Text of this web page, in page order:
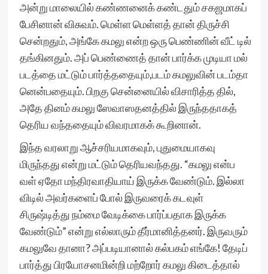
அன்று மாலையில் கண்ணனைக் கண்டதும் சகஜமாகப்
பேசினான் விசுவம். மெள்ள மெள்ளத் தான் திருச்சி
சென்றதும், அங்கே கமலு என்ற ஒரு பெண்ணின் வீட் டில்
தங்கினதும். அப் பெண்ணைத் தான் பார்க்க முடியா மல்
படத்தை மட்டும் பார்த்ததையும்,படம் கமலுவின் படம்தா
னென்பதையும். பிறகு சென்னையில் விசாரித்த தில்,
அதே தினம் கமலு ஸேவாஸதனத்தில் இருந்ததாகத்
தெரிய வந்ததையும் விவரமாகக் கூறினான்.
இந்த வரலாறு ஆச்சரியமாகவும், புதுமையாகவு
மிருந்தது என்று மட்டும் தெரியவந்தது. “கமலு என்ப
வள் ஏதோ மந்திரவாதியாய் இருக்க வேண்டும். இல்லா
விடில் அவர்களைப் போல் இருவரைக் கடவுள்
சிருஷ்டித்து நம்மை வேடிக்கை பார்ப்பதாக இருக்க
வேண்டும்” என்று எல்லாரும் தீர்மானித்தனர். இருவரும்
கமலுவே தானா? அப்படியானால் கல்பகம் எங்கே! தேடிப்
பார்த்து பிரயோசனமின்றி மற்றோர் கமலு கிடைத்தால்